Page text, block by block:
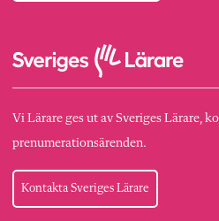
Vi Lärare ges ut av Sveriges Lärare,
prenumerationsärenden.
Kontakta Sveriges Lärare